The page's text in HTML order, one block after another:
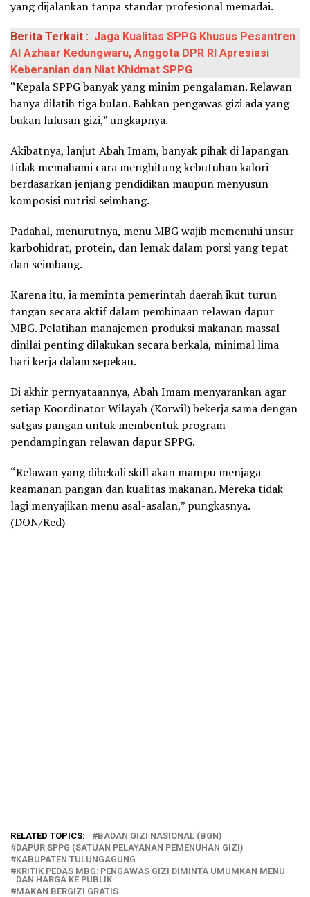
yang dijalankan tanpa standar profesional memadai.
Berita Terkait : Jaga Kualitas SPPG Khusus Pesantren
Al Azhaar Kedungwaru, Anggota DPR RI Apresiasi
Keberanian dan Niat Khidmat SPPG
“Kepala SPPG banyak yang minim pengalaman. Relawan
hanya dilatih tiga bulan. Bahkan pengawas gizi ada yang
bukan lulusan gizi,” ungkapnya.
Akibatnya, lanjut Abah Imam, banyak pihak di lapangan
tidak memahami cara menghitung kebutuhan kalori
berdasarkan jenjang pendidikan maupun menyusun
komposisi nutrisi seimbang.
Padahal, menurutnya, menu MBG wajib memenuhi unsur
karbohidrat, protein, dan lemak dalam porsi yang tepat
dan seimbang.
Karena itu, ia meminta pemerintah daerah ikut turun
tangan secara aktif dalam pembinaan relawan dapur
MBG. Pelatihan manajemen produksi makanan massal
dinilai penting dilakukan secara berkala, minimal lima
hari kerja dalam sepekan.
Di akhir pernyataannya, Abah Imam menyarankan agar
setiap Koordinator Wilayah (Korwil) bekerja sama dengan
satgas pangan untuk membentuk program
pendampingan relawan dapur SPPG.
“Relawan yang dibekali skill akan mampu menjaga
keamanan pangan dan kualitas makanan. Mereka tidak
lagi menyajikan menu asal-asalan,” pungkasnya.
(DON/Red)
RELATED TOPICS:
BADAN GIZI NASIONAL (BGN)
DAPUR SPPG (SATUAN PELAYANAN PEMENUHAN GIZI)
KABUPATEN TULUNGAGUNG
KRITIK PEDAS MBG: PENGAWAS GIZI DIMINTA UMUMKAN MENU
DAN HARGA KE PUBLIK
MAKAN BERGIZI GRATIS